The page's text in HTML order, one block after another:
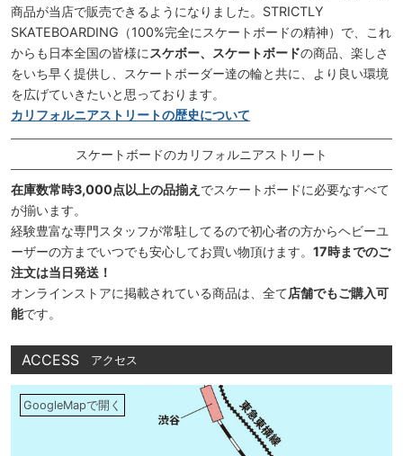
商品が当店で販売できるようになりました。STRICTLY
SKATEBOARDING（100%完全にスケートボードの精神）で、これ
からも日本全国の皆様に スケボー、スケートボードの商品、楽しさ
をいち早く提供し、スケートボーダー達の輪と共に、より良い環境
を広げていきたいと思っております。
カリフォルニアストリートの歴史について
スケートボードのカリフォルニアストリート
在庫数常時3,000点以上の品揃え でスケートボードに必要なすべて
が揃います。
経験豊富な専門スタッフが常駐してるので初心者の方からヘビーユ
ーザーの方までいつでも安心してお買い物頂けます。 17時までのご
注文は当日発送！
オンラインストアに掲載されている商品は、全て店舗でもご購入可
能です。
ACCESS アクセス
GoogleMapで開く